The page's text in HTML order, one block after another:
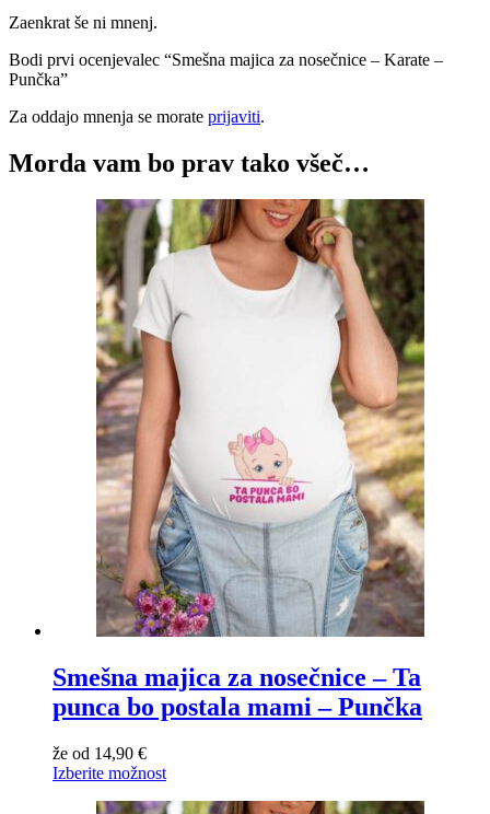
Zaenkrat še ni mnenj.
Bodi prvi ocenjevalec “Smešna majica za nosečnice – Karate –
Punčka”
Za oddajo mnenja se morate prijaviti.
Morda vam bo prav tako všeč…
Smešna majica za nosečnice – Ta
punca bo postala mami – Punčka
že od 14,90 €
Izberite možnost